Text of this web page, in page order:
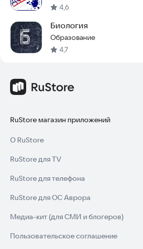
4,6
Биология
Образование
4,7
RuStore магазин приложений
О RuStore
RuStore для TV
RuStore для телефона
RuStore для ОС Аврора
Медиа-кит (для СМИ и блогеров)
Пользовательское соглашение